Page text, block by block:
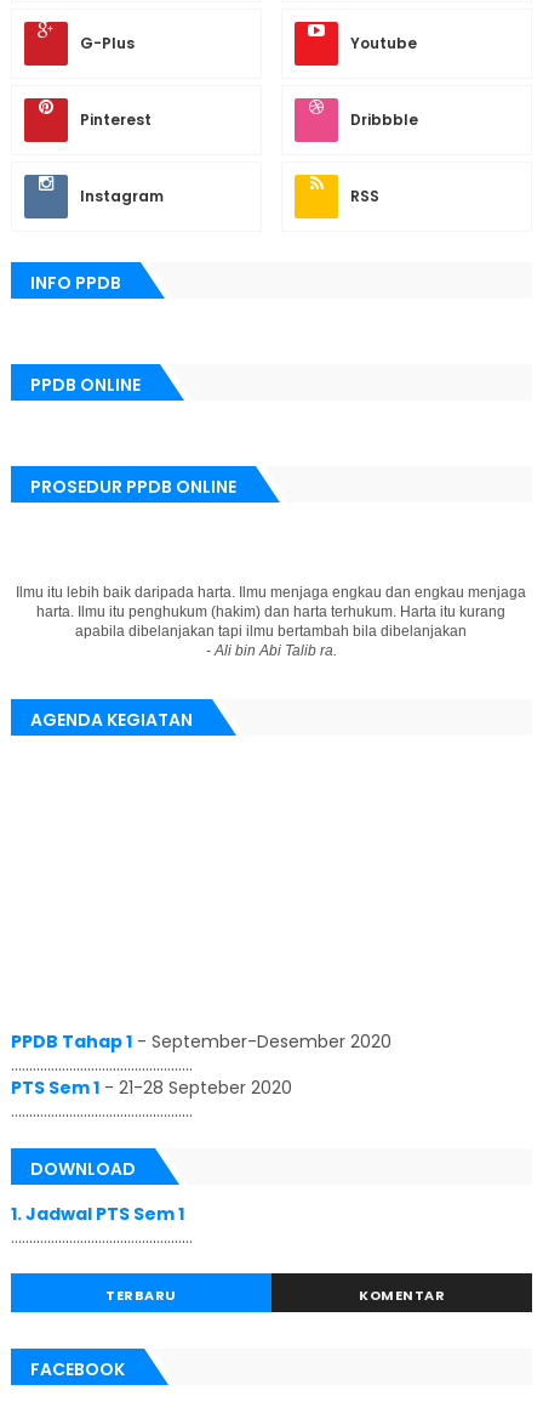
G-Plus Youtube
Pinterest Dribbble
Instagram RSS
INFO PPDB
PPDB ONLINE
PROSEDUR PPDB ONLINE
Ilmu itu lebih baik daripada harta. Ilmu menjaga engkau dan engkau menjaga
harta. Ilmu itu penghukum (hakim) dan harta terhukum. Harta itu kurang
apabila dibelanjakan tapi ilmu bertambah bila dibelanjakan
- Ali bin Abi Talib ra.
AGENDA KEGIATAN
PPDB Tahap 1- September-Desember 2020
..................................................
PTS Sem 1- 21-28 Septeber 2020
..................................................
DOWNLOAD
1. Jadwal PTS Sem 1
..................................................
TERBARU KOMENTAR
FACEBOOK